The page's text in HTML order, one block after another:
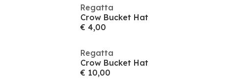
Regatta
Crow Bucket Hat
€ 4,00
Regatta
Crow Bucket Hat
€ 10,00